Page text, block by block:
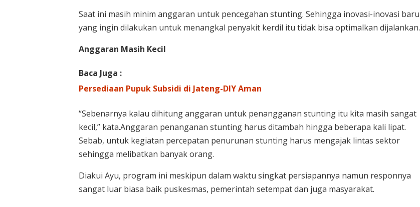
Saat ini masih minim anggaran untuk pencegahan stunting. Sehingga inovasi-inovasi baru
yang ingin dilakukan untuk menangkal penyakit kerdil itu tidak bisa optimalkan dijalankan.
Anggaran Masih Kecil
Baca Juga :
Persediaan Pupuk Subsidi di Jateng-DIY Aman
“Sebenarnya kalau dihitung anggaran untuk penangganan stunting itu kita masih sangat
kecil,” kata.Anggaran penanganan stunting harus ditambah hingga beberapa kali lipat.
Sebab, untuk kegiatan percepatan penurunan stunting harus mengajak lintas sektor
sehingga melibatkan banyak orang.
Diakui Ayu, program ini meskipun dalam waktu singkat persiapannya namun responnya
sangat luar biasa baik puskesmas, pemerintah setempat dan juga masyarakat.